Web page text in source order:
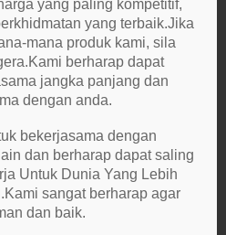
yang paling kompetitif,
yang terbaik.Jika
mana produk kami, sila
berharap dapat
jangka panjang dan
dengan anda.
bekerjasama dengan
dan berharap dapat saling
Untuk Dunia Yang Lebih
sangat berharap agar
dan baik.